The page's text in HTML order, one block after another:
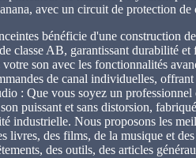
avec un circuit de protection
bénéficie d'une construction
classe AB, garantissant durabilité
son avec les fonctionnalités
de canal individuelles,
: Que vous soyez un
puissant et sans distorsion,
industrielle. Nous proposons les
livres, des films, de la musique et
des outils, des articles